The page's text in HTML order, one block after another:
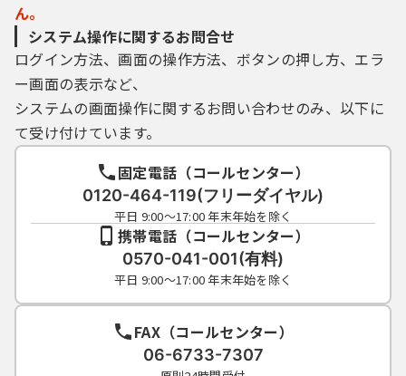
ん。
システム操作に関するお問合せ
ログイン方法、画面の操作方法、ボタンの押し方、エラ
ー画面の表示など、
システムの画面操作に関するお問い合わせのみ、以下に
て受け付けています。
固定電話（コールセンター）
0120-464-119(フリーダイヤル)
平日 9:00～17:00 年末年始を除く
携帯電話（コールセンター）
0570-041-001(有料)
平日 9:00～17:00 年末年始を除く
FAX（コールセンター）
06-6733-7307